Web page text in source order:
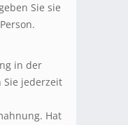
Sie sie
in der
Sie jederzeit
Hat